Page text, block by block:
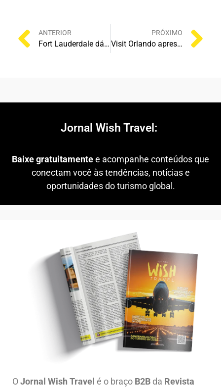
ANTERIOR
Fort Lauderdale dá início à IPW 2026 com mega festa à beira-mar e experiências imersivas
PRÓXIMO
Visit Orlando apresenta crescimento recorde, novidades Disney, Universal e SeaWorld em café da manhã exclusivo da IPW 2026
Jornal Wish Travel:
Baixe gratuitamentee acompanhe conteúdos que
conectam você às tendências, notícias e
oportunidades do turismo global.
OJornal Wish Travel é o braço B2B da Revista